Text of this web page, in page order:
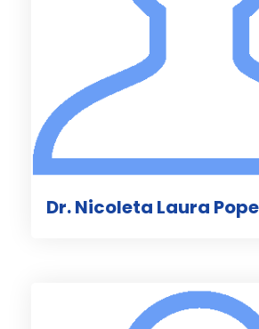
Dr. Nicoleta Laura